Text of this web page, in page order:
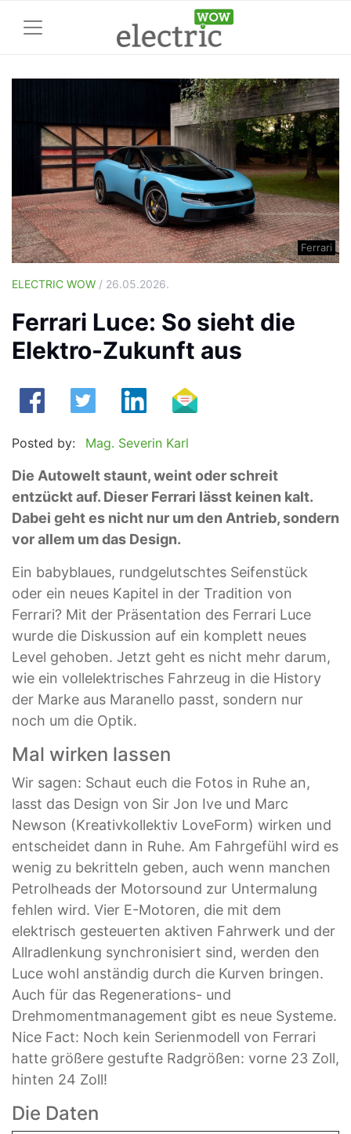
Ferrari
ELECTRIC WOW / 26.05.2026.
Ferrari Luce: So sieht die
Elektro-Zukunft aus
Posted by: Mag. Severin Karl
Die Autowelt staunt, weint oder schreit
entzückt auf. Dieser Ferrari lässt keinen kalt.
Dabei geht es nicht nur um den Antrieb, sondern
vor allem um das Design.
Ein babyblaues, rundgelutschtes Seifenstück
oder ein neues Kapitel in der Tradition von
Ferrari? Mit der Präsentation des Ferrari Luce
wurde die Diskussion auf ein komplett neues
Level gehoben. Jetzt geht es nicht mehr darum,
wie ein vollelektrisches Fahrzeug in die History
der Marke aus Maranello passt, sondern nur
noch um die Optik.
Mal wirken lassen
Wir sagen: Schaut euch die Fotos in Ruhe an,
lasst das Design von Sir Jon Ive und Marc
Newson (Kreativkollektiv LoveForm) wirken und
entscheidet dann in Ruhe. Am Fahrgefühl wird es
wenig zu bekritteln geben, auch wenn manchen
Petrolheads der Motorsound zur Untermalung
fehlen wird. Vier E-Motoren, die mit dem
elektrisch gesteuerten aktiven Fahrwerk und der
Allradlenkung synchronisiert sind, werden den
Luce wohl anständig durch die Kurven bringen.
Auch für das Regenerations- und
Drehmomentmanagement gibt es neue Systeme.
Nice Fact: Noch kein Serienmodell von Ferrari
hatte größere gestufte Radgrößen: vorne 23 Zoll,
hinten 24 Zoll!
Die Daten